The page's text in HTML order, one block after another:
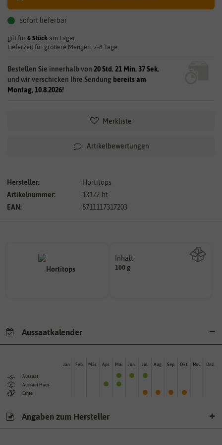
sofort lieferbar
gilt für 6 Stück am Lager.
Lieferzeit für größere Mengen: 7-8 Tage
Bestellen Sie innerhalb von 20 Std. 21 Min. 35 Sek.
und wir verschicken Ihre Sendung bereits am
Montag, 10.8.2026!
Merkliste
Artikelbewertungen
Hersteller:
Hortitops
Artikelnummer:
13172-ht
EAN:
8711117317203
Inhalt
100 g
Aussaatkalender
Aussaat
Aussaat Haus
Ernte
Jan. Feb. Mär. Apr. Mai Jun. Jul. Aug. Sep. Okt. Nov. Dez.
Angaben zum Hersteller